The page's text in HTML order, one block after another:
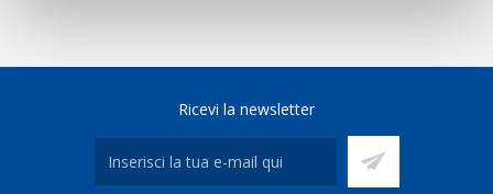
Ricevi la newsletter